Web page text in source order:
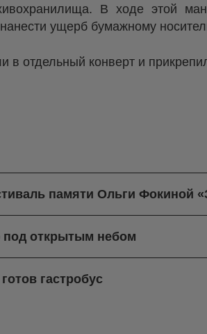
В ходе этой
ущерб бумажному
в отдельный конверт и
памяти Ольги Фокиной
под открытым небом
гастробус